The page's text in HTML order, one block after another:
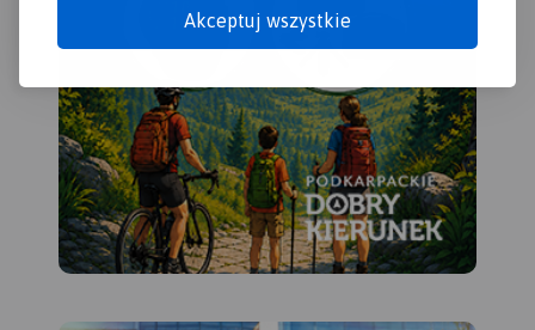
Akceptuj wszystkie